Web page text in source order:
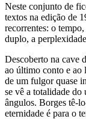
Neste conjunto de
textos na edição de
recorrentes: o
duplo, a
Descoberto na cave
ao último conto e ao
de um fulgor quase
se vê a totalidade do
ângulos. Borges tê-
eternidade é para o